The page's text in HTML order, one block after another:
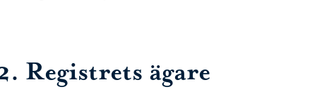
Registrets ägare